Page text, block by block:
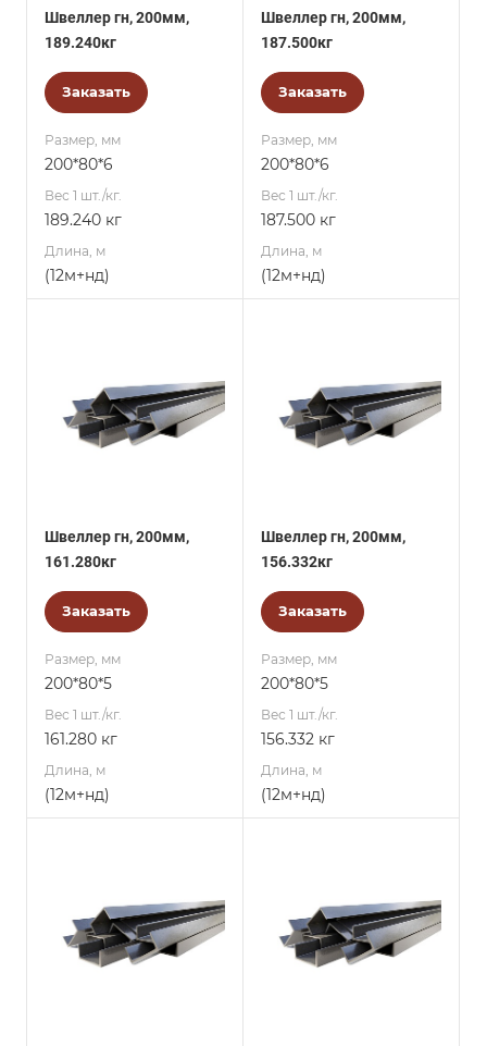
Швеллер гн, 200мм,
189.240кг
Заказать
Размер, мм
200*80*6
Вес 1 шт./кг.
189.240 кг
Длина, м
(12м+нд)
Швеллер гн, 200мм,
187.500кг
Заказать
Размер, мм
200*80*6
Вес 1 шт./кг.
187.500 кг
Длина, м
(12м+нд)
Швеллер гн, 200мм,
161.280кг
Заказать
Размер, мм
200*80*5
Вес 1 шт./кг.
161.280 кг
Длина, м
(12м+нд)
Швеллер гн, 200мм,
156.332кг
Заказать
Размер, мм
200*80*5
Вес 1 шт./кг.
156.332 кг
Длина, м
(12м+нд)